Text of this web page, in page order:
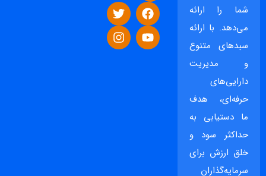
شما را ارائه
می‌دهد. با ارائه
سبدهای متنوع
و مدیریت
دارایی‌های
حرفه‌ای، هدف
ما دستیابی به
حداکثر سود و
خلق ارزش برای
سرمایه‌گذاران